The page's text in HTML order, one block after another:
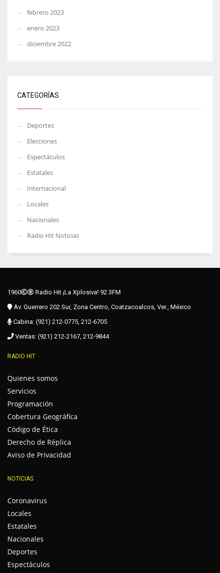
febrero 2023
enero 2023
diciembre 2022
CATEGORÍAS
Deportes
Elecciones
Espectáculos
Estatales
Internacional
Locales
Nacionales
Radio Hit Noticias
1960
Radio Hit ¡La Xplosiva! 92.3FM
Av. Guerrero 202 Sur, Zona Centro, Coatzacoalcos, Ver., México
Cabina: (921) 212-0775, 212-6705
Ventas: (921) 212-2167, 212-9844
RADIO HIT
Quienes somos
Servicios
Programación
Cobertura Geográfica
Código de Ética
Derecho de Réplica
Aviso de Privacidad
NOTICIAS
Coronavirus
Locales
Estatales
Nacionales
Deportes
Espectáculos